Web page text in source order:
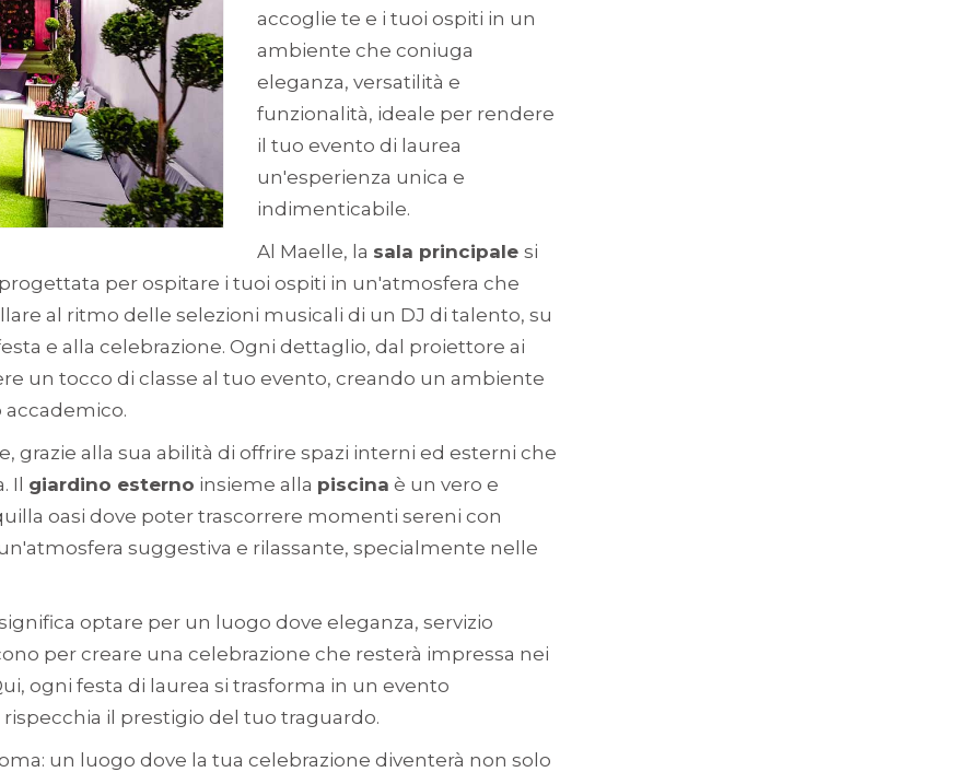
accoglie te e i tuoi ospiti in un
ambiente che coniuga
eleganza, versatilità e
funzionalità, ideale per rendere
il tuo evento di laurea
un'esperienza unica e
indimenticabile.
Al Maelle, la sala principale si
per ospitare i tuoi ospiti in un'atmosfera che
al ritmo delle selezioni musicali di un DJ di talento, su
e alla celebrazione. Ogni dettaglio, dal proiettore ai
un tocco di classe al tuo evento, creando un ambiente
grazie alla sua abilità di offrire spazi interni ed esterni che
Il giardino esterno insieme alla piscina è un vero e
oasi dove poter trascorrere momenti sereni con
suggestiva e rilassante, specialmente nelle
optare per un luogo dove eleganza, servizio
per creare una celebrazione che resterà impressa nei
ogni festa di laurea si trasforma in un evento
il prestigio del tuo traguardo.
un luogo dove la tua celebrazione diventerà non solo